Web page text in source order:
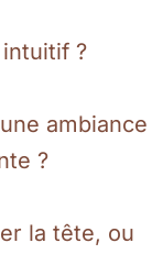
?
ambiance
?
la tête, ou